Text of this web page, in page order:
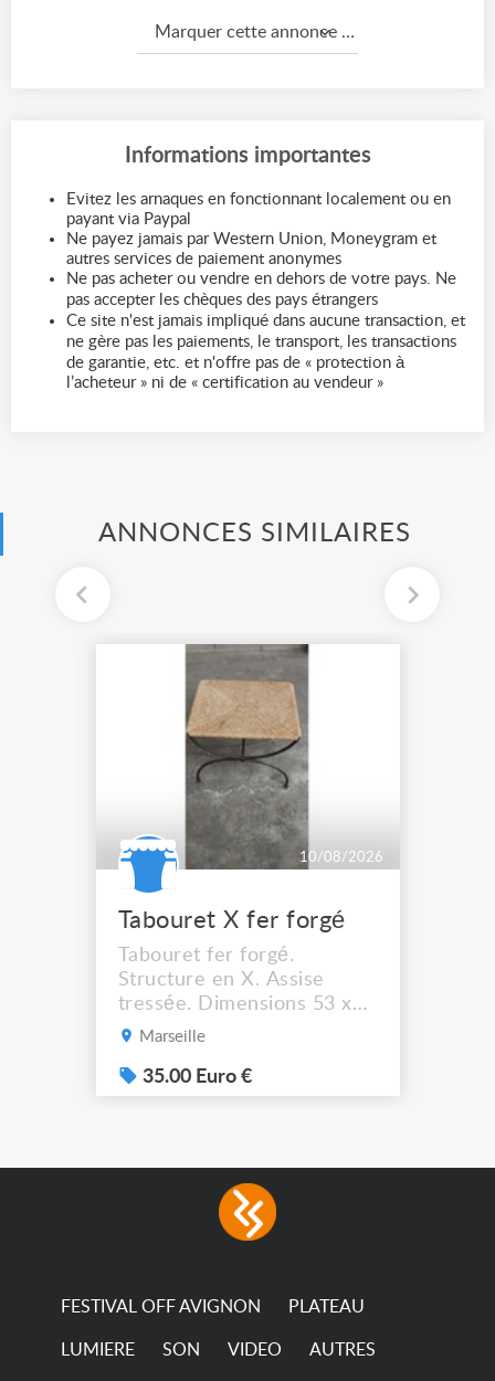
Marquer cette annonce comme...
Informations importantes
Evitez les arnaques en fonctionnant localement ou en
payant via Paypal
Ne payez jamais par Western Union, Moneygram et
autres services de paiement anonymes
Ne pas acheter ou vendre en dehors de votre pays. Ne
pas accepter les chèques des pays étrangers
Ce site n'est jamais impliqué dans aucune transaction, et
ne gère pas les paiements, le transport, les transactions
de garantie, etc. et n'offre pas de « protection à
l’acheteur » ni de « certification au vendeur »
ANNONCES SIMILAIRES
10/08/2026
Tabouret X fer forgé
Tabouret fer forgé.
Structure en X. Assise
tressée. Dimensions 53 x
44 cm. Hauteur assise :
récupérer à Marseille
13012.
Marseille
35.00 Euro €
FESTIVAL OFF AVIGNON PLATEAU
LUMIERE SON VIDEO AUTRES